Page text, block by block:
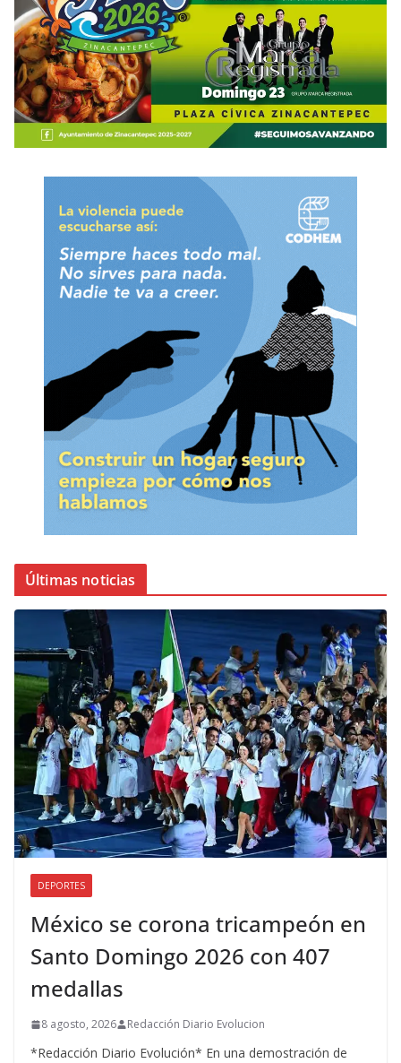
Últimas noticias
DEPORTES
México se corona tricampeón en
Santo Domingo 2026 con 407
medallas
8 agosto, 2026 Redacción Diario Evolucion
*Redacción Diario Evolución* En una demostración de